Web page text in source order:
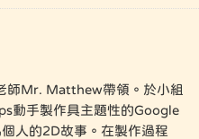
師Mr. Matthew帶領。於小組
動手製作具主題性的Google
人的2D故事。在製作過程